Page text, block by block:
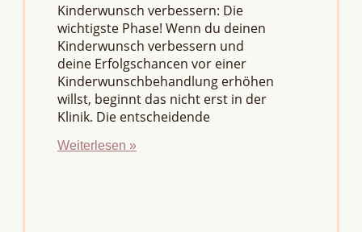
Kinderwunsch verbessern: Die
wichtigste Phase! Wenn du deinen
Kinderwunsch verbessern und
deine Erfolgschancen vor einer
Kinderwunschbehandlung erhöhen
willst, beginnt das nicht erst in der
Klinik. Die entscheidende
Weiterlesen »